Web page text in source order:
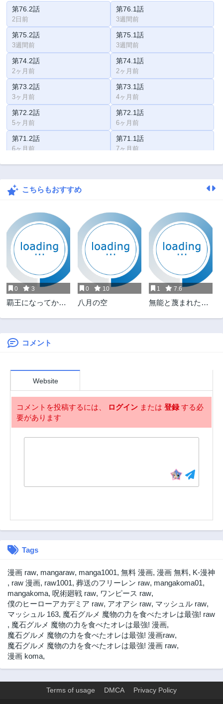
第76.2話
2日前
第76.1話
3週間前
第75.2話
3週間前
第75.1話
3週間前
第74.2話
2ヶ月前
第74.1話
2ヶ月前
第73.2話
3ヶ月前
第73.1話
4ヶ月前
第72.2話
5ヶ月前
第72.1話
6ヶ月前
第71.2話
6ヶ月前
第71.1話
7ヶ月前
第70.2話 第70.1話
第69.2話
第68.2話
10ヶ月前
第68.1話
10ヶ月前
第67.2話
1年前
第67.1話
1年前
第66.2話
1年前
第66.1話
1年前
第65話
1年前
第64話
第63話 第62話
第61話
第59話
第57話
2年前
第56話
2年前
第55話
3年前 3年前
第45話
第43話
3年前
第42話
3年前
第41話
3年前
第40話
3年前
第39話
3年前
第38話
3年前
第37話
第35話 第34話
3年前
こちらもおすすめ
0 3
覇王になってから
したゲームキャラ
達と異世界を蹂躙
0 10
八月の空
1 7.6
無能と蔑まれた令
呼ばれる～傲慢な
コメント
Website
コメントを投稿するには、 ログイン または 登録する必
要があります
Tags
漫画 raw, mangaraw, manga1001, 無料 漫画, 漫画 無料, K-漫神
, raw 漫画, raw1001, 葬送のフリーレン raw, mangakoma01,
mangakoma, 呪術廻戦 raw, ワンピース raw,
僕のヒーローアカデミア raw, アオアシ raw, マッシュル raw,
マッシュル 163, 魔石グルメ 魔物の力を食べたオレは最強! raw
, 魔石グルメ 魔物の力を食べたオレは最強! 漫画,
魔石グルメ 魔物の力を食べたオレは最強! 漫画raw,
魔石グルメ 魔物の力を食べたオレは最強! 漫画 raw,
漫画 koma,
Terms of usage DMCA Privacy Policy